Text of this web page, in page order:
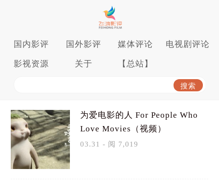
国内影评 国外影评 媒体评论 电视剧评论
影视资源 关于 【总站】
为爱电影的人 For People Who
Love Movies（视频）
03.31 - 阅 7,019